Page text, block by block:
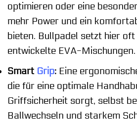
optimieren oder eine
mehr Power und ein
bieten. Bullpadel setzt hier
entwickelte EVA-Mischungen.
Smart Grip: Eine
die für eine optimale
Griffsicherheit sorgt, selbst
Ballwechseln und starkem